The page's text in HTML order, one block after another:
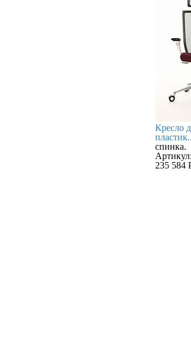
Кресло
спинка.
235 584